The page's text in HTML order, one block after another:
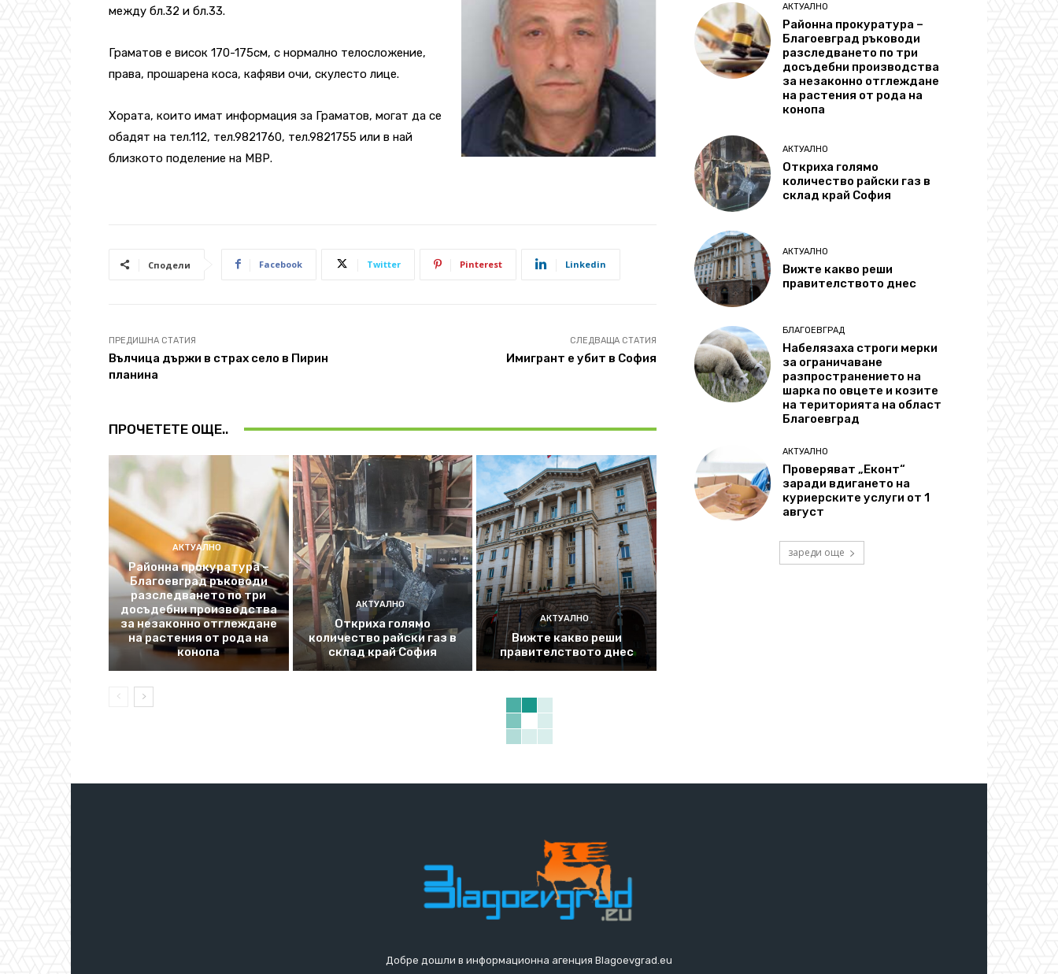
между бл.32 и бл.33.
Граматов е висок 170-175см, с нормално телосложение,
права, прошарена коса, кафяви очи, скулесто лице.
Хората, които имат информация за Граматов, могат да се
обадят на тел.112, тел.9821760, тел.9821755 или в най
близкото поделение на МВР.
Сподели Facebook Twitter Pinterest Linkedin
ПРЕДИШНА СТАТИЯ
Вълчица държи в страх село в Пирин
планина
СЛЕДВАЩА СТАТИЯ
Имигрант е убит в София
ПРОЧЕТЕТЕ ОЩЕ..
АКТУАЛНО
Районна прокуратура –
Благоевград ръководи
разследването по три
досъдебни производства
за незаконно отглеждане
на растения от рода на
конопа
АКТУАЛНО
Откриха голямо
количество райски газ в
склад край София
АКТУАЛНО
Вижте какво реши
правителството днес
АКТУАЛНО
Районна прокуратура –
Благоевград ръководи
разследването по три
досъдебни производства
за незаконно отглеждане
на растения от рода на
конопа
АКТУАЛНО
Откриха голямо
количество райски газ в
склад край София
АКТУАЛНО
Вижте какво реши
правителството днес
БЛАГОЕВГРАД
Набелязаха строги мерки
за ограничаване
разпространението на
шарка по овцете и козите
на територията на област
Благоевград
АКТУАЛНО
Проверяват „Еконт“
заради вдигането на
куриерските услуги от 1
август
зареди още
Добре дошли в информационна агенция Blagoevgrad.eu